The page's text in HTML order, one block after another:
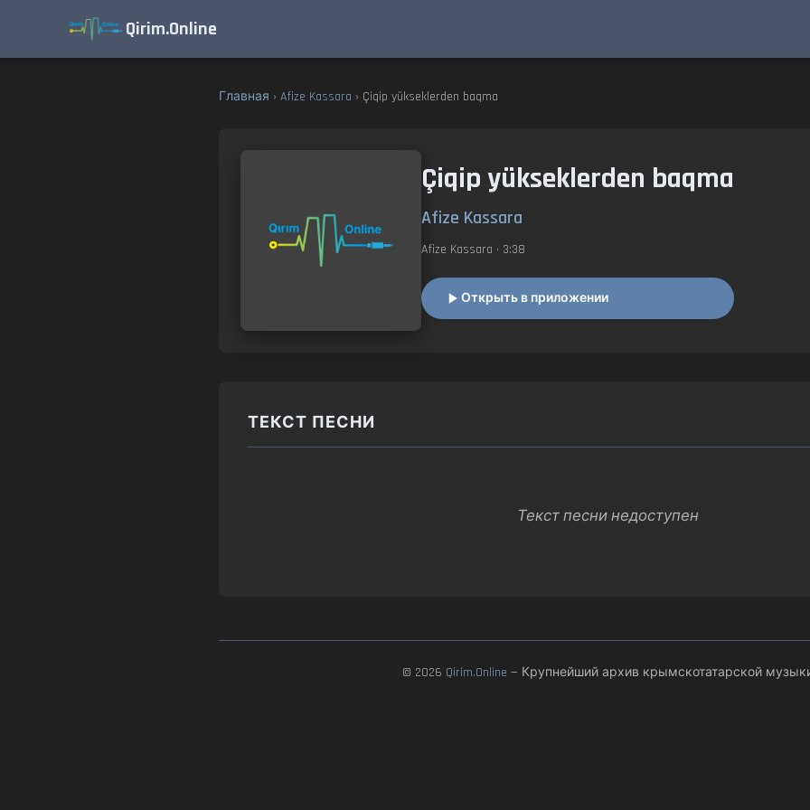
Qirim.Online
Главная › Afize Kassara › Çiqip yükseklerden baqma
Çiqip yükseklerden baqma
Afize Kassara
Afize Kassara • 3:38
Открыть в приложении
ТЕКСТ ПЕСНИ
Текст песни недоступен
© 2026 Qirim.Online — Крупнейший архив крымскотатарской